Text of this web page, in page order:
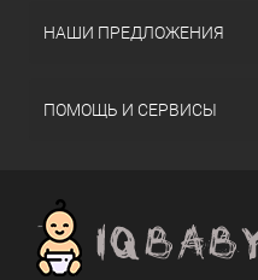
НАШИ ПРЕДЛОЖЕНИЯ
ПОМОЩЬ И СЕРВИСЫ